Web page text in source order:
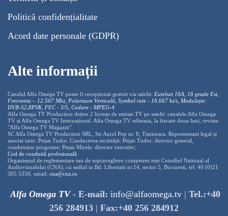
Politică confidențialitate
Acord date personale (GDPR)
Alte informații
Canalul Alfa Omega TV poate fi recepționat gratuit via satelit: Eutelsat 16A, 16 grade Est,
Frecventa – 12.567 Mhz, Polarizare Verticală, Symbol rate - 16.667 ks/s, Modulație:
DVB-S2,8PSK, FEC - 3/5, Codare - MPEG-4.
Alfa Omega TV Production deține 2 licențe de emisie TV pe satelit: canalele Alfa Omega
TV și Alfa Omega TV Internațional. Alfa Omega TV editeaza, la fiecare doua luni, revista:
"Alfa Omega TV Magazin".
SC Alfa Omega TV Production SRL, Str Aurel Pop nr. 8, Timisoara. Reprezentant legal și
asociat unic: Pețan Tudor. Conducerea societății: Pețan Tudor: director general,
coodonator programe; Pețan Mirela: director executiv;
Cod de conduită profesională
Organismul de reglementare sau de supraveghere competent este Consiliul National al
Audiovizualului (CNA), cu sediul in Bd. Libertatii nr.14, sector 5, Bucuresti, tel: 40 (0)21
305 5350, email: cna@cna.ro
Alfa Omega TV- E-mail: info@alfaomega.tv | Tel.:+40
256 284913 | Fax:+40 256 284912